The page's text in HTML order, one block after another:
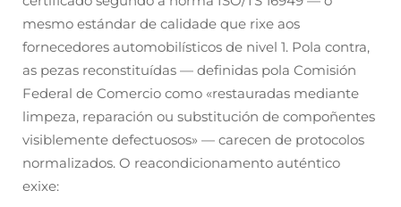
mesmo estándar de calidade que rixe aos
fornecedores automobilísticos de nivel 1. Pola contra,
as pezas reconstituídas — definidas pola Comisión
Federal de Comercio como «restauradas mediante
limpeza, reparación ou substitución de compoñentes
visiblemente defectuosos» — carecen de protocolos
normalizados. O reacondicionamento auténtico
exixe: